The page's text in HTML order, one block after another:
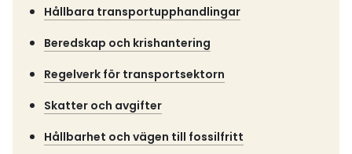
Hållbara transportupphandlingar
Beredskap och krishantering
Regelverk för transportsektorn
Skatter och avgifter
Hållbarhet och vägen till fossilfritt